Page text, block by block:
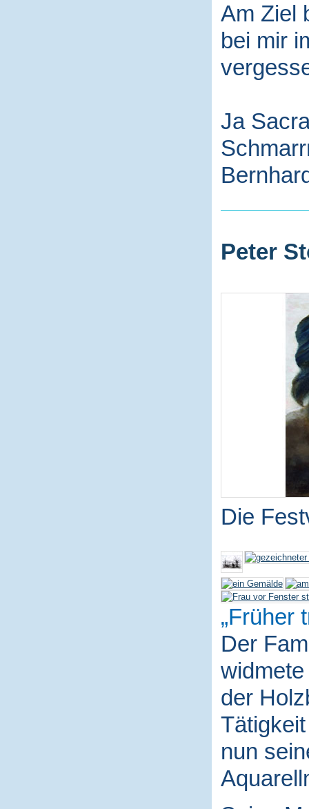
Am Ziel
bei mir
Ja
Peter
Die
Früher
Der
der
nun